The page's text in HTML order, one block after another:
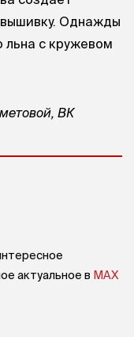
Однажды
льна с кружевом
ВК
актуальное в MAX